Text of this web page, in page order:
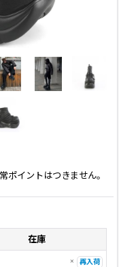
ポイントはつきません。
在庫
× 再入荷